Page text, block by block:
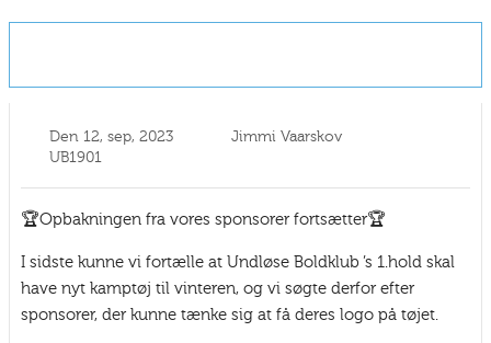
Den 12, sep, 2023
Jimmi Vaarskov
UB1901
🏆Opbakningen fra vores sponsorer fortsætter🏆
I sidste kunne vi fortælle at Undløse Boldklub ’s 1.hold skal
have nyt kamptøj til vinteren, og vi søgte derfor efter
sponsorer, der kunne tænke sig at få deres logo på tøjet.